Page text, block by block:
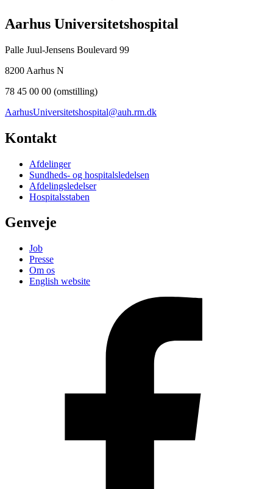
Aarhus Universitetshospital
Palle Juul-Jensens Boulevard 99
8200 Aarhus N
78 45 00 00 (omstilling)
AarhusUniversitetshospital@auh.rm.dk
Kontakt
Afdelinger
Sundheds- og hospitalsledelsen
Afdelingsledelser
Hospitalsstaben
Genveje
Job
Presse
Om os
English website